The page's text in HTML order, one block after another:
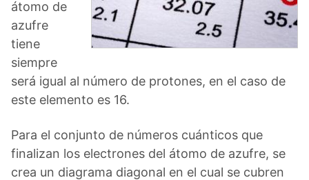
átomo de
azufre
tiene
siempre
será igual al número de protones, en el caso de
este elemento es 16.
Para el conjunto de números cuánticos que
finalizan los electrones del átomo de azufre, se
crea un diagrama diagonal en el cual se cubren